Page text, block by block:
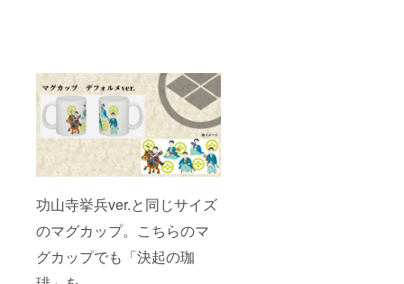
功山寺挙兵ver.と同じサイズ
のマグカップ。こちらのマ
グカップでも「決起の珈